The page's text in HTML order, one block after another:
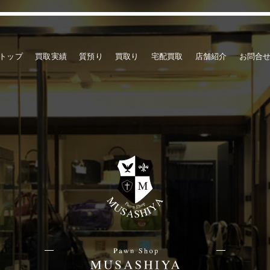
ップ 買取実績 質預り 買取り 宅配買取 店舗紹介 お問合